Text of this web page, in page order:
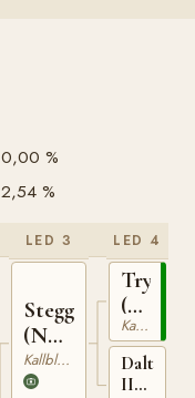
0,00 %
2,54 %
LED 3
Stegg
(NO)
T-169
Kallblodig Travare
LED 4
Trygve
(NO)
T-
66
Kallblodig Travare
Dalterna
II